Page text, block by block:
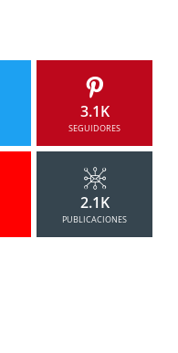
3.1K
SEGUIDORES
2.1K
PUBLICACIONES